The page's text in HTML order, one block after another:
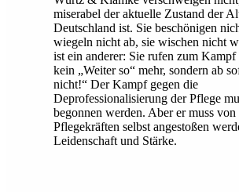
miserabel der aktuelle Zustand der
Deutschland ist. Sie beschönigen
wiegeln nicht ab, sie wischen nicht
ist ein anderer: Sie rufen zum
kein „Weiter so“ mehr, sondern ab
nicht!“ Der Kampf gegen die
Deprofessionalisierung der Pflege
begonnen werden. Aber er muss von
Pflegekräften selbst angestoßen
Leidenschaft und Stärke.